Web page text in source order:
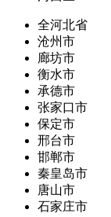
全河北省
沧州市
廊坊市
衡水市
承德市
张家口市
保定市
邢台市
邯郸市
秦皇岛市
唐山市
石家庄市